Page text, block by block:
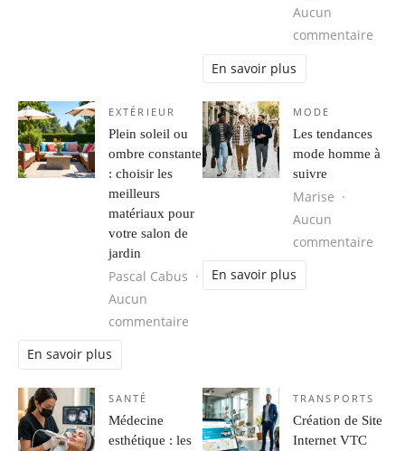
Aucun
commentaire
En savoir plus
EXTÉRIEUR
Plein soleil ou
ombre constante
: choisir les
meilleurs
matériaux pour
votre salon de
jardin
Pascal Cabus
Aucun
commentaire
En savoir plus
MODE
Les tendances
mode homme à
suivre
Marise
Aucun
commentaire
En savoir plus
SANTÉ
Médecine
esthétique : les
TRANSPORTS
Création de Site
Internet VTC